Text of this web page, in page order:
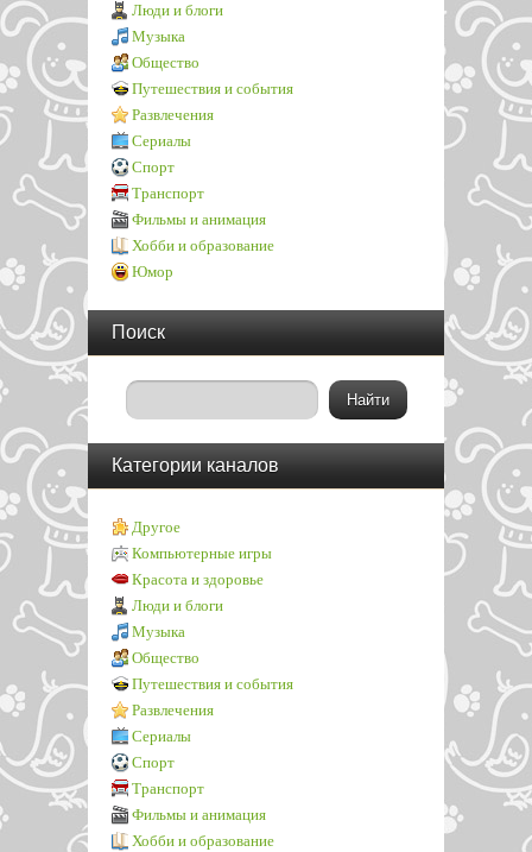
Люди и блоги
Музыка
Общество
Путешествия и события
Развлечения
Сериалы
Спорт
Транспорт
Фильмы и анимация
Хобби и образование
Юмор
Поиск
Категории каналов
Другое
Компьютерные игры
Красота и здоровье
Люди и блоги
Музыка
Общество
Путешествия и события
Развлечения
Сериалы
Спорт
Транспорт
Фильмы и анимация
Хобби и образование